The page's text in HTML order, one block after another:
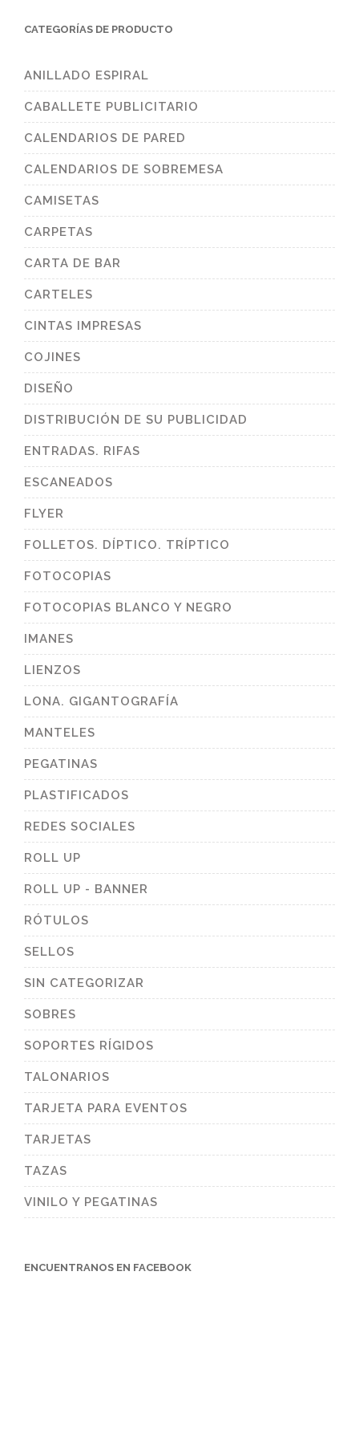
CATEGORÍAS DE PRODUCTO
ANILLADO ESPIRAL
CABALLETE PUBLICITARIO
CALENDARIOS DE PARED
CALENDARIOS DE SOBREMESA
CAMISETAS
CARPETAS
CARTA DE BAR
CARTELES
CINTAS IMPRESAS
COJINES
DISEÑO
DISTRIBUCIÓN DE SU PUBLICIDAD
ENTRADAS. RIFAS
ESCANEADOS
FLYER
FOLLETOS. DÍPTICO. TRÍPTICO
FOTOCOPIAS
FOTOCOPIAS BLANCO Y NEGRO
IMANES
LIENZOS
LONA. GIGANTOGRAFÍA
MANTELES
PEGATINAS
PLASTIFICADOS
REDES SOCIALES
ROLL UP
ROLL UP - BANNER
RÓTULOS
SELLOS
SIN CATEGORIZAR
SOBRES
SOPORTES RÍGIDOS
TALONARIOS
TARJETA PARA EVENTOS
TARJETAS
TAZAS
VINILO Y PEGATINAS
ENCUENTRANOS EN FACEBOOK